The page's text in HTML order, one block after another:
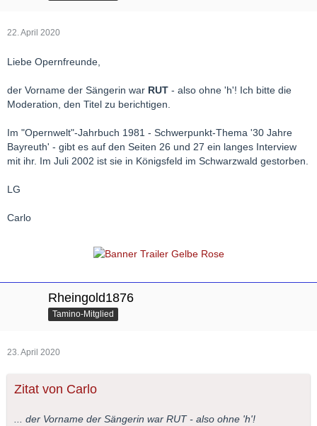
22. April 2020
Liebe Opernfreunde,
der Vorname der Sängerin war RUT - also ohne 'h'! Ich bitte die
Moderation, den Titel zu berichtigen.
Im "Opernwelt"-Jahrbuch 1981 - Schwerpunkt-Thema '30 Jahre
Bayreuth' - gibt es auf den Seiten 26 und 27 ein langes Interview
mit ihr. Im Juli 2002 ist sie in Königsfeld im Schwarzwald gestorben.
LG
Carlo
Rheingold1876
Tamino-Mitglied
23. April 2020
Zitat von Carlo
... der Vorname der Sängerin war RUT - also ohne 'h'!